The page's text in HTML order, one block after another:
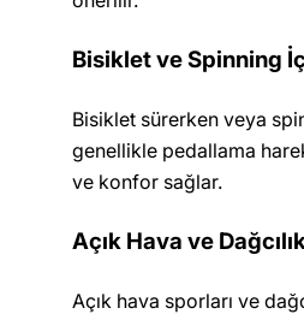
Bisiklet ve Spinning
Bisiklet sürerken veya
genellikle pedallama
ve konfor sağlar.
Açık Hava ve
Açık hava sporları ve